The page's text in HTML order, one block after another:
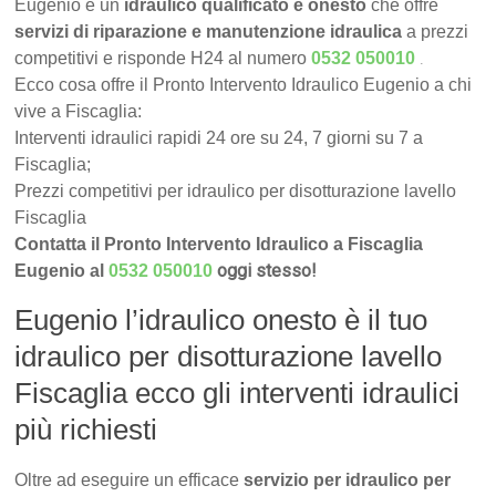
Eugenio è un idraulico qualificato e onesto che offre
servizi di riparazione e manutenzione idraulica a prezzi
competitivi e risponde H24 al numero0532 050010 .
Ecco cosa offre il Pronto Intervento Idraulico Eugenio a chi
vive a Fiscaglia:
Interventi idraulici rapidi 24 ore su 24, 7 giorni su 7 a
Fiscaglia;
Prezzi competitivi per idraulico per disotturazione lavello
Fiscaglia
Contatta il Pronto Intervento Idraulico a Fiscaglia
Eugenio al0532 050010 oggi stesso!
Eugenio l’idraulico onesto è il tuo
idraulico per disotturazione lavello
Fiscaglia ecco gli interventi idraulici
più richiesti
Oltre ad eseguire un efficaceservizio per idraulico per